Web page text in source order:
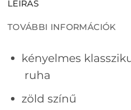
LEÍRÁS
TOVÁBBI INFORMÁCIÓK
kényelmes
ruha
zöld színű